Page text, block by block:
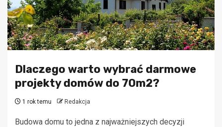
Dlaczego warto wybrać darmowe
projekty domów do 70m2?
1 rok temu Redakcja
Budowa domu to jedna z najważniejszych decyzji